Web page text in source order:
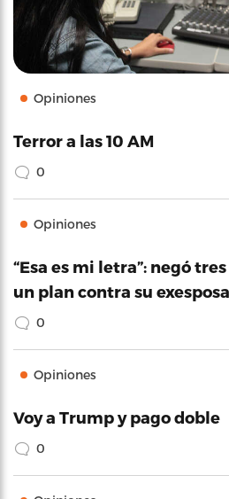
Opiniones
Terror a las 10 AM
0
Opiniones
“Esa es mi letra”: negó
un plan contra su
0
Opiniones
Voy a Trump y pago doble
0